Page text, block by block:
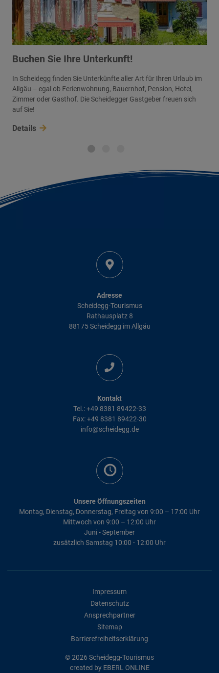
Buchen Sie Ihre Unterkunft!
In Scheidegg finden Sie Unterkünfte aller Art für Ihren Urlaub im
Allgäu – egal ob Ferienwohnung, Bauernhof, Pension, Hotel,
Zimmer oder Gasthof. Die Scheidegger Gastgeber freuen sich
auf Sie!
Details
Adresse
Scheidegg-Tourismus
Rathausplatz 8
88175 Scheidegg im Allgäu
Kontakt
Tel.: +49 8381 89422-33
Fax: +49 8381 89422-30
info@scheidegg.de
Unsere Öffnungszeiten
Montag, Dienstag, Donnerstag, Freitag von 9:00 – 17:00 Uhr
Mittwoch von 9:00 – 12:00 Uhr
Juni - September
zusätzlich Samstag 10:00 - 12:00 Uhr
Impressum
Datenschutz
Ansprechpartner
Sitemap
Barrierefreiheitserklärung
© 2026 Scheidegg-Tourismus
created by EBERL ONLINE